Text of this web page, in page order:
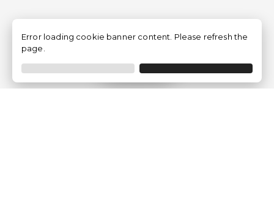
Filtrer
Error loading cookie banner content. Please refresh the
page.